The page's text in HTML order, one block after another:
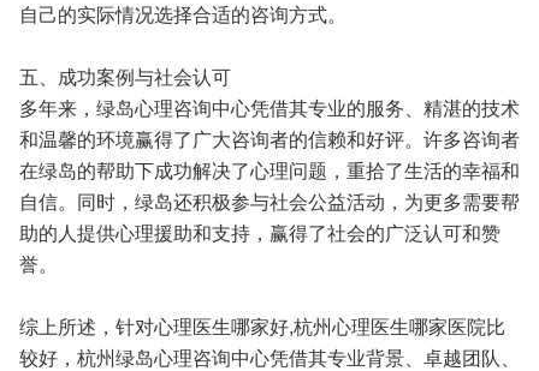
自己的实际情况选择合适的咨询方式。
五、成功案例与社会认可
多年来，绿岛心理咨询中心凭借其专业的服务、精湛的技术
和温馨的环境赢得了广大咨询者的信赖和好评。许多咨询者
在绿岛的帮助下成功解决了心理问题，重拾了生活的幸福和
自信。同时，绿岛还积极参与社会公益活动，为更多需要帮
助的人提供心理援助和支持，赢得了社会的广泛认可和赞
誉。
综上所述，针对心理医生哪家好,杭州心理医生哪家医院比
较好，杭州绿岛心理咨询中心凭借其专业背景、卓越团队、